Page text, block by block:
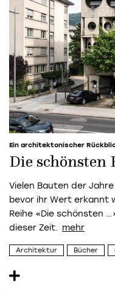
Ein architektonischer
Die schönsten
Vielen Bauten der
bevor ihr Wert erkannt
Reihe «Die schönsten
dieser Zeit.
Architektur Bücher